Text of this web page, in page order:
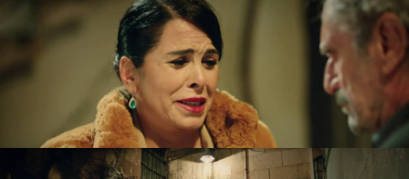
No conforme con hablar con Bedir, también,
tiene unas palabras con Zülüf. Le revela que su
padre asesinó a Celil, pero la mujer de Kenan
está convencida de la inocencia de su
progenitor.
Kevsa, rota por su dolor, lanza una
seria amenaza a la joven: O te divorcias de Kenan
o tu padre no volverá a salir de la cárcel.
Pasan las semanas, pero Kevsa no puede vivir sin